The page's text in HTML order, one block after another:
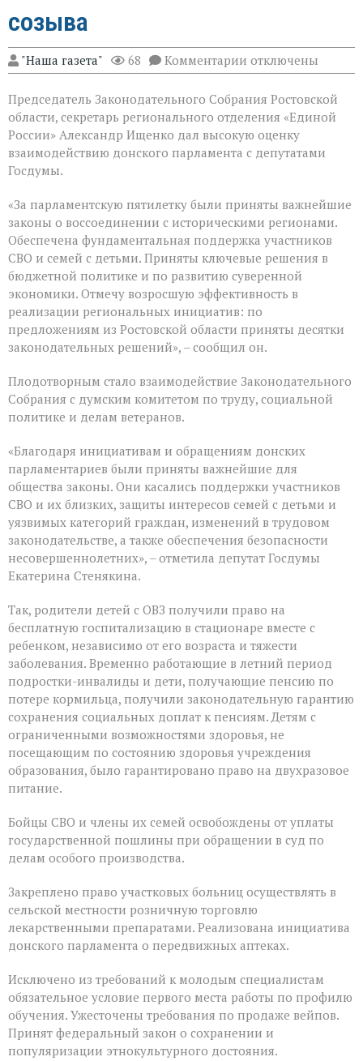
созыва
"Наша газета" 68 Комментарии к
записи
Государственной
Думе
состоялось
заключительное
сессии,
ставшее
последним
для
VIII
созыва
отключены
Председатель Законодательного Собрания Ростовской
области, секретарь регионального отделения «Единой
России» Александр Ищенко дал высокую оценку
взаимодействию донского парламента с депутатами
Госдумы.
«За парламентскую пятилетку были приняты важнейшие
законы о воссоединении с историческими регионами.
Обеспечена фундаментальная поддержка участников
СВО и семей с детьми. Приняты ключевые решения в
бюджетной политике и по развитию суверенной
экономики. Отмечу возросшую эффективность в
реализации региональных инициатив: по
предложениям из Ростовской области приняты десятки
законодательных решений», – сообщил он.
Плодотворным стало взаимодействие Законодательного
Собрания с думским комитетом по труду, социальной
политике и делам ветеранов.
«Благодаря инициативам и обращениям донских
парламентариев были приняты важнейшие для
общества законы. Они касались поддержки участников
СВО и их близких, защиты интересов семей с детьми и
уязвимых категорий граждан, изменений в трудовом
законодательстве, а также обеспечения безопасности
несовершеннолетних», – отметила депутат Госдумы
Екатерина Стенякина.
Так, родители детей с ОВЗ получили право на
бесплатную госпитализацию в стационаре вместе с
ребенком, независимо от его возраста и тяжести
заболевания. Временно работающие в летний период
подростки-инвалиды и дети, получающие пенсию по
потере кормильца, получили законодательную гарантию
сохранения социальных доплат к пенсиям. Детям с
ограниченными возможностями здоровья, не
посещающим по состоянию здоровья учреждения
образования, было гарантировано право на двухразовое
питание.
Бойцы СВО и члены их семей освобождены от уплаты
государственной пошлины при обращении в суд по
делам особого производства.
Закреплено право участковых больниц осуществлять в
сельской местности розничную торговлю
лекарственными препаратами. Реализована инициатива
донского парламента о передвижных аптеках.
Исключено из требований к молодым специалистам
обязательное условие первого места работы по профилю
обучения. Ужесточены требования по продаже вейпов.
Принят федеральный закон о сохранении и
популяризации этнокультурного достояния.